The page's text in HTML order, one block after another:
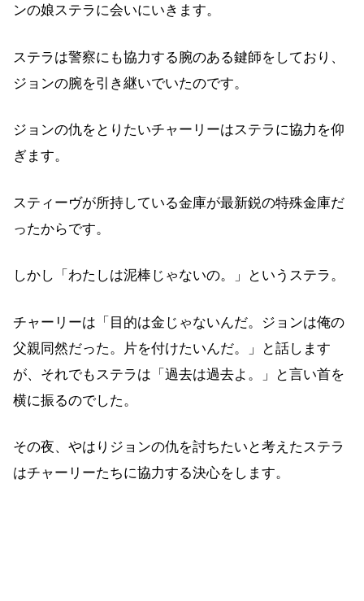
ンの娘ステラに会いにいきます。
ステラは警察にも協力する腕のある鍵師をしており、
ジョンの腕を引き継いでいたのです。
ジョンの仇をとりたいチャーリーはステラに協力を仰
ぎます。
スティーヴが所持している金庫が最新鋭の特殊金庫だ
ったからです。
しかし「わたしは泥棒じゃないの。」というステラ。
チャーリーは「目的は金じゃないんだ。ジョンは俺の
父親同然だった。片を付けたいんだ。」と話します
が、それでもステラは「過去は過去よ。」と言い首を
横に振るのでした。
その夜、やはりジョンの仇を討ちたいと考えたステラ
はチャーリーたちに協力する決心をします。